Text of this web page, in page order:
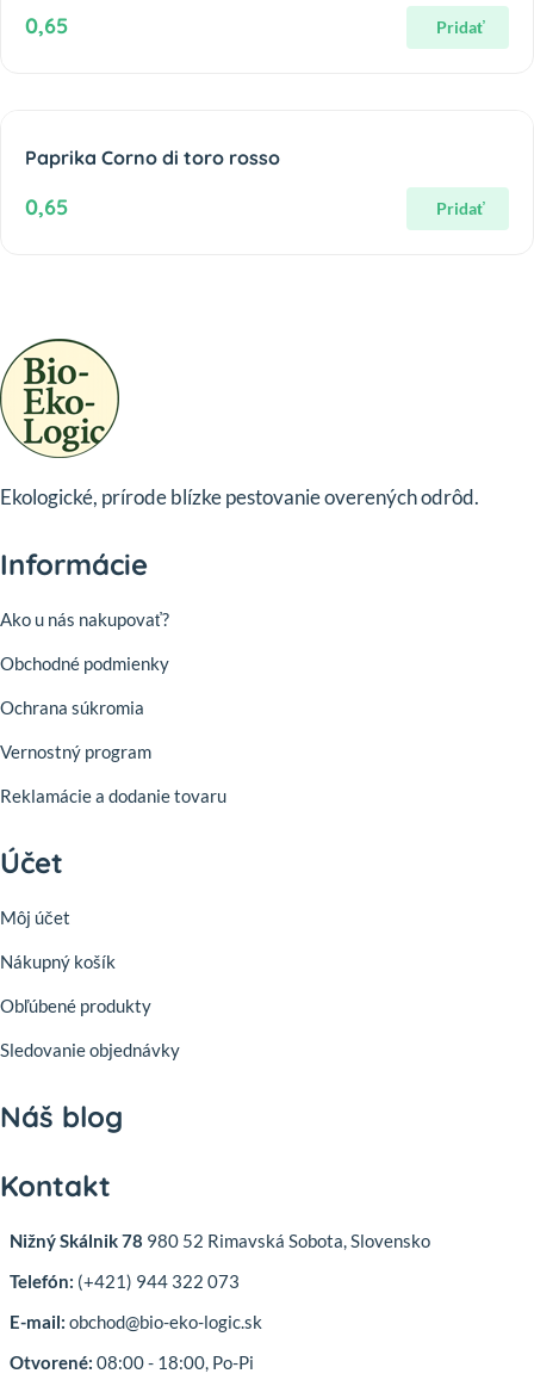
0,65 Pridať
Paprika Corno di toro rosso
0,65 Pridať
Ekologické, prírode blízke pestovanie overených odrôd.
Informácie
Ako u nás nakupovať?
Obchodné podmienky
Ochrana súkromia
Vernostný program
Reklamácie a dodanie tovaru
Účet
Môj účet
Nákupný košík
Obľúbené produkty
Sledovanie objednávky
Náš blog
Kontakt
Nižný Skálnik 78 980 52 Rimavská Sobota, Slovensko
Telefón: (+421) 944 322 073
E-mail: obchod@bio-eko-logic.sk
Otvorené: 08:00 - 18:00, Po-Pi